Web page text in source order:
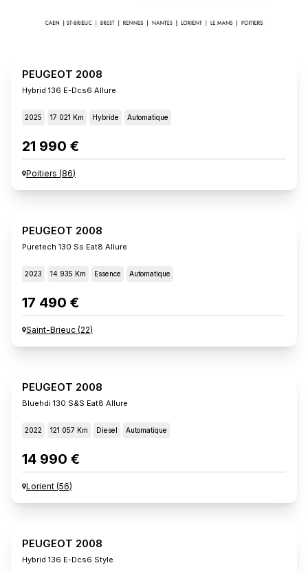
PEUGEOT 2008
Hybrid 136 E-Dcs6 Allure
2025 17 021 Km Hybride Automatique
21 990 €
Poitiers (86)
PEUGEOT 2008
Puretech 130 Ss Eat8 Allure
2023 14 935 Km Essence Automatique
17 490 €
Saint-Brieuc (22)
PEUGEOT 2008
Bluehdi 130 S&s Eat8 Allure
2022 121 057 Km Diesel Automatique
14 990 €
Lorient (56)
PEUGEOT 2008
Hybrid 136 E-Dcs6 Style